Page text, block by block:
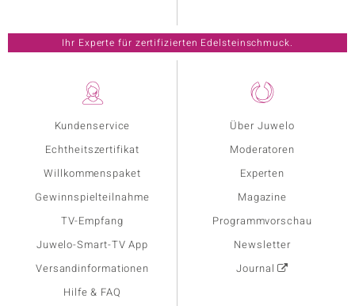
Kundenservice
Echtheitszertifikat
Willkommenspaket
Gewinnspielteilnahme
TV-Empfang
Juwelo-Smart-TV App
Versandinformationen
Hilfe & FAQ
Über Juwelo
Moderatoren
Experten
Magazine
Programmvorschau
Newsletter
Journal
Ihr Experte für zertifizierten Edelsteinschmuck.